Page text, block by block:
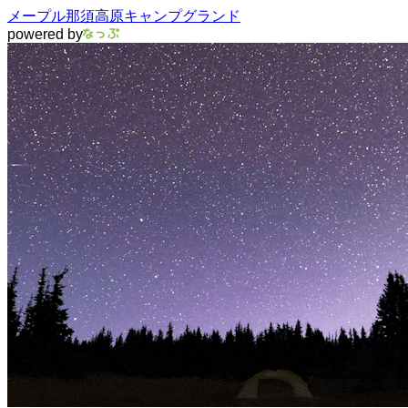
メープル那須高原キャンプグランド
powered by